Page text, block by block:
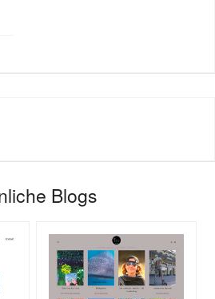
Blogs